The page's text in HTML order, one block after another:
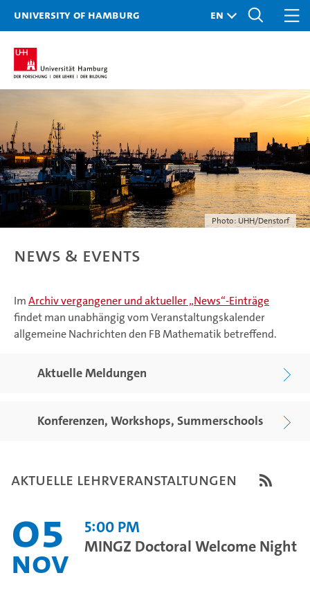
University of Hamburg
Photo: UHH/Denstorf
News & Events
ImArchiv vergangener und aktueller „News“-Einträge
findet man unabhängig vom Veranstaltungskalender
allgemeine Nachrichten den FB Mathematik betreffend.
Aktuelle Meldungen
Konferenzen, Workshops, Summerschools
Aktuelle Lehrveranstaltungen
05
Nov
5:00 PM
MINGZ Doctoral Welcome Night